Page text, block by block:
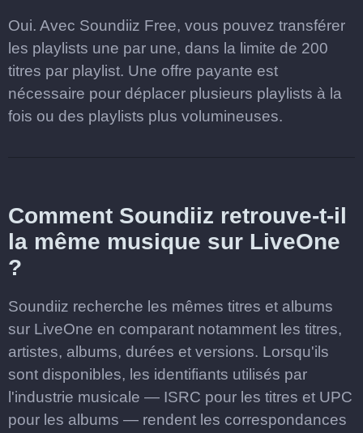
Oui. Avec Soundiiz Free, vous pouvez transférer
les playlists une par une, dans la limite de 200
titres par playlist. Une offre payante est
nécessaire pour déplacer plusieurs playlists à la
fois ou des playlists plus volumineuses.
Comment Soundiiz retrouve-t-il
la même musique sur LiveOne
?
Soundiiz recherche les mêmes titres et albums
sur LiveOne en comparant notamment les titres,
artistes, albums, durées et versions. Lorsqu'ils
sont disponibles, les identifiants utilisés par
l'industrie musicale — ISRC pour les titres et UPC
pour les albums — rendent les correspondances